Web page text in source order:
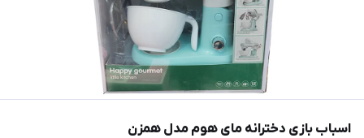
اسباب بازی دخترانه مای هوم مدل همزن